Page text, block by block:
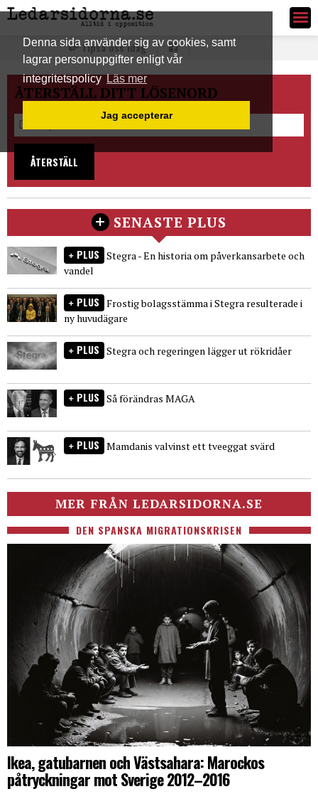
Denna sida använder sig av cookies, samt
lagrar personuppgifter enligt vår
integritetspolicyLäs mer
Jag accepterar
Ledarsidorna.se
Tipsa oss idag
ÅTERSTÄLL DITT LÖSENORD
ÅTERSTÄLL
SENASTE PLUS
PLUS Stegra - En historia om påverkansarbete och
vandel
PLUS Frostig bolagsstämma i Stegra resulterade i
ny huvudägare
PLUS Stegra och regeringen lägger ut rökridåer
PLUS Så förändras MAGA
PLUS Mamdanis valvinst ett tveeggat svärd
MER FRÅN LEDARSIDORNA.SE
DEN SPANSKA MIGRATIONSKRISEN
Ikea, gatubarnen och Västsahara: Marockos
påtryckningar mot Sverige 2012–2016